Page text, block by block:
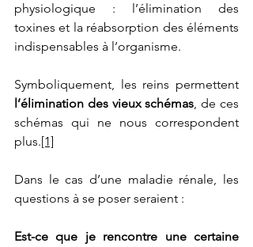
physiologique : l’élimination des
toxines et la réabsorption des éléments
indispensables à l’organisme.
l’élimination des vieux schémas, de ces
schémas qui ne nous correspondent
plus.[1]
Dans le cas d’une maladie rénale, les
questions à se poser seraient :
Est-ce que je rencontre une certaine